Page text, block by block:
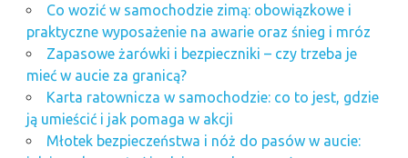
Co wozić w samochodzie zimą: obowiązkowe i
praktyczne wyposażenie na awarie oraz śnieg i mróz
Zapasowe żarówki i bezpieczniki – czy trzeba je
mieć w aucie za granicą?
Karta ratownicza w samochodzie: co to jest, gdzie
ją umieścić i jak pomaga w akcji
Młotek bezpieczeństwa i nóż do pasów w aucie: